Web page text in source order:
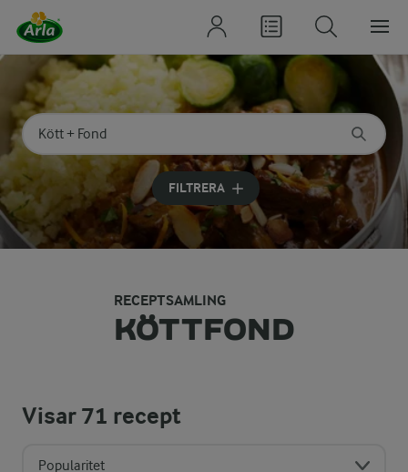
Sök på kategori eller ingrediens
Skriv in sökord för att få förslag
FILTRERA
RECEPTSAMLING
KÖTTFOND
Visar71 recept
Popularitet